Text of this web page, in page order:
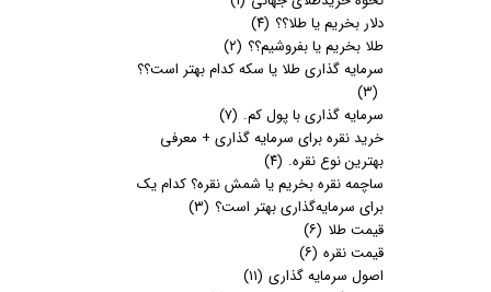
دلار بخریم یا طلا؟؟ (۴)
طلا بخریم یا بفروشیم؟؟ (۲)
سرمایه گذاری طلا یا سکه کدام بهتر است؟؟
(۳)
سرمایه گذاری با پول کم. (۷)
خرید نقره برای سرمایه گذاری + معرفی
بهترین نوع نقره. (۴)
ساچمه نقره بخریم یا شمش نقره؟ کدام یک
برای سرمایه‌گذاری بهتر است؟ (۳)
قیمت طلا (۶)
قیمت نقره (۶)
اصول سرمایه گذاری (۱۱)